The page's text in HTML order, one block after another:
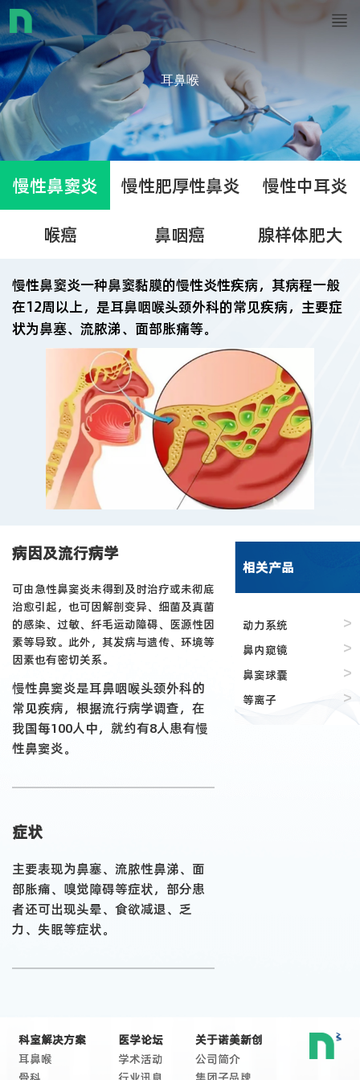
耳鼻喉
慢性鼻窦炎 慢性肥厚性鼻炎 慢性中耳炎
喉癌 鼻咽癌 腺样体肥大
慢性鼻窦炎一种鼻窦黏膜的慢性炎性疾病，其病程一般
在12周以上，是耳鼻咽喉头颈外科的常见疾病，主要症
状为鼻塞、流脓涕、面部胀痛等。
相关产品
动力系统 >
鼻内窥镜 >
鼻窦球囊 >
等离子 >
病因及流行病学
可由急性鼻窦炎未得到及时治疗或未彻底
治愈引起，也可因解剖变异、细菌及真菌
的感染、过敏、纤毛运动障碍、医源性因
素等导致。此外，其发病与遗传、环境等
因素也有密切关系。
慢性鼻窦炎是耳鼻咽喉头颈外科的
常见疾病，根据流行病学调查，在
我国每100人中，就约有8人患有慢
性鼻窦炎。
症状
主要表现为鼻塞、流脓性鼻涕、面
部胀痛、嗅觉障碍等症状，部分患
者还可出现头晕、食欲减退、乏
力、失眠等症状。
科室解决方案
耳鼻喉
医学论坛
学术活动
关于诺美新创
公司简介